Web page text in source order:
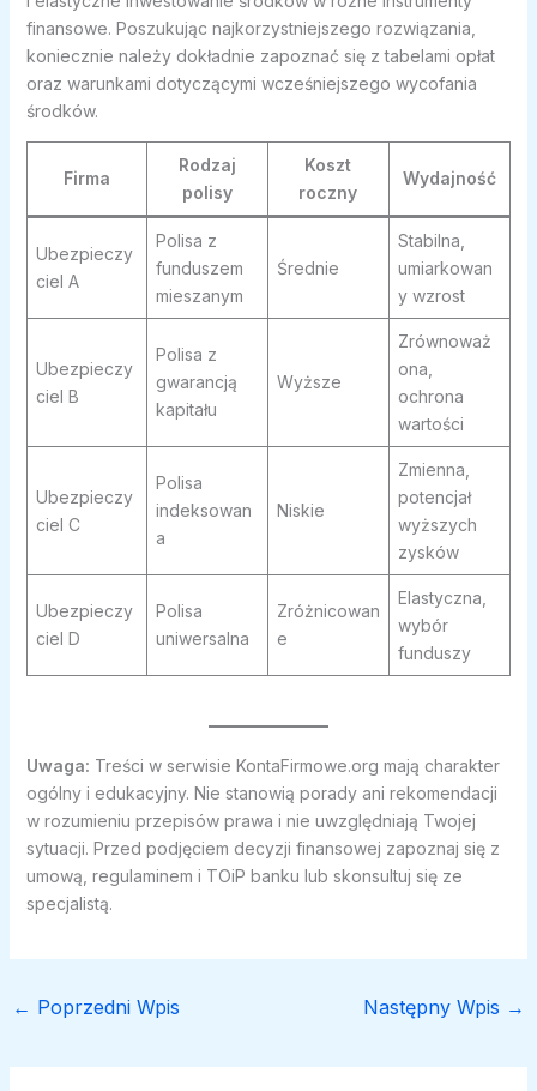
finansowe. Poszukując najkorzystniejszego rozwiązania,
koniecznie należy dokładnie zapoznać się z tabelami opłat
oraz warunkami dotyczącymi wcześniejszego wycofania
środków.
Firma
Rodzaj
polisy
Koszt
roczny
Wydajność
Ubezpieczy
ciel A
Polisa z
funduszem
mieszanym
Średnie
Stabilna,
umiarkowan
y wzrost
Ubezpieczy
ciel B
Polisa z
gwarancją
kapitału
Wyższe
Zrównoważ
ona,
ochrona
wartości
Ubezpieczy
ciel C
Polisa
indeksowan
a
Niskie
Zmienna,
potencjał
wyższych
zysków
Ubezpieczy
ciel D
Polisa
uniwersalna
Zróżnicowan
e
Elastyczna,
wybór
funduszy
Uwaga: Treści w serwisie KontaFirmowe.org mają charakter
ogólny i edukacyjny. Nie stanowią porady ani rekomendacji
w rozumieniu przepisów prawa i nie uwzględniają Twojej
sytuacji. Przed podjęciem decyzji finansowej zapoznaj się z
umową, regulaminem i TOiP banku lub skonsultuj się ze
specjalistą.
← Poprzedni Wpis Następny Wpis →